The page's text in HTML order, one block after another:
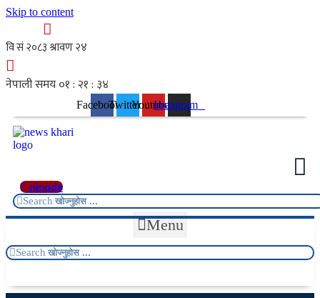
Skip to content
FacebookTwitterYoutubeInstagram
nicode
Search
Menu
Search